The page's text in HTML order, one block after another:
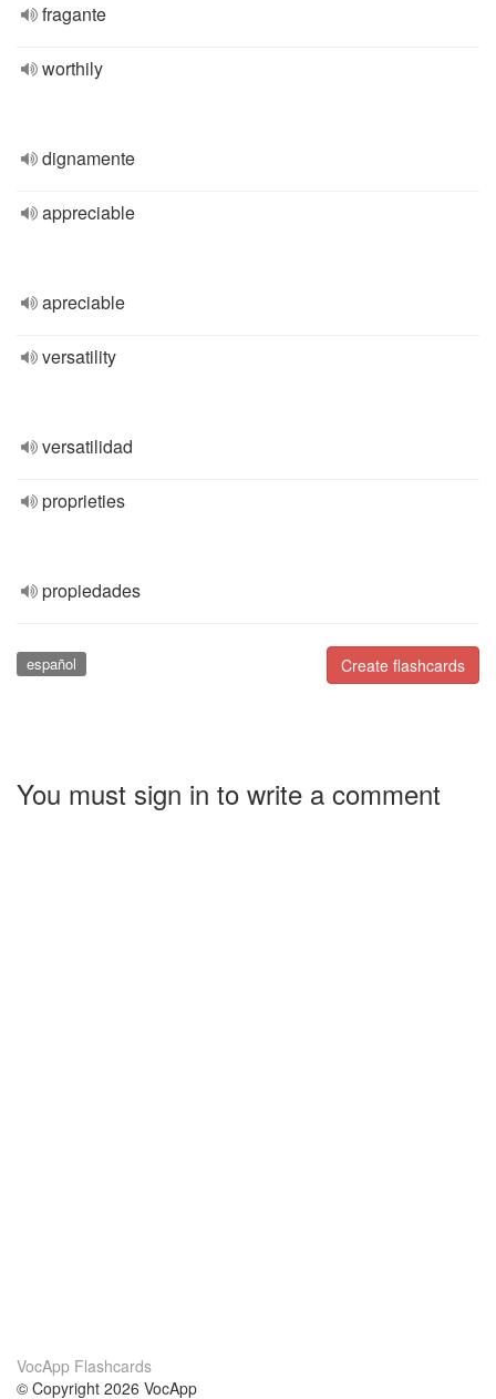
fragante
worthily
dignamente
appreciable
apreciable
versatility
versatilidad
proprieties
propiedades
Create flashcards
español
You must sign in to write a comment
VocApp Flashcards
© Copyright 2026 VocApp